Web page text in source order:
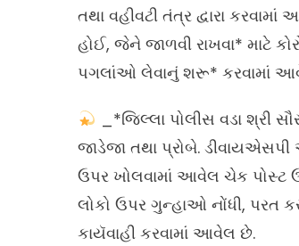
તથા વહીવટી તંત્ર દ્વારા
હોઈ, જેને જાળવી રાખવા* માટે
પગલાંઓ લેવાનું શરૂ* કરવામાં
_*જિલ્લા પોલીસ વડા શ્રી
જાડેજા તથા પ્રોબે. ડીવાયએસપી
ઉપર ખોલવામાં આવેલ ચેક પોસ્ટ
લોકો ઉપર ગુન્હાઓ નોંધી, પરત
કાયૅવાહી કરવામાં આવેલ છે.